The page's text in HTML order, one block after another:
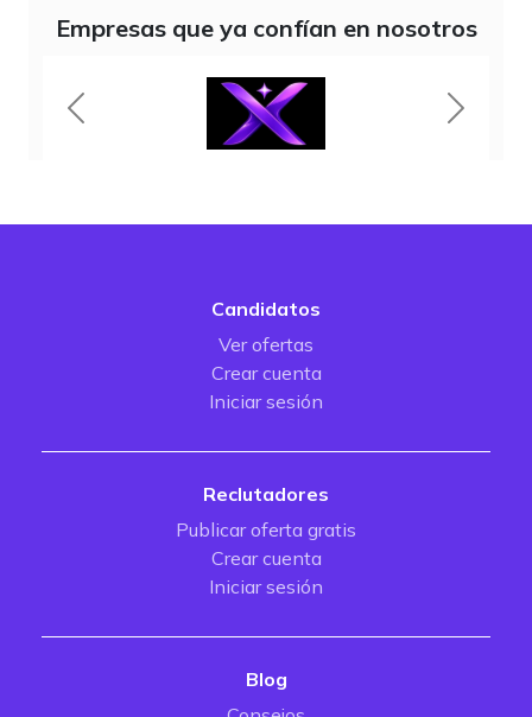
Empresas que ya confían en nosotros
Candidatos
Ver ofertas
Crear cuenta
Iniciar sesión
Reclutadores
Publicar oferta gratis
Crear cuenta
Iniciar sesión
Blog